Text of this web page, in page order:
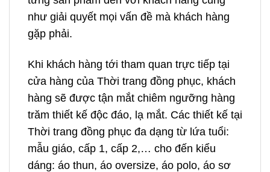
như giải quyết mọi vấn đề mà khách hàng
gặp phải.
Khi khách hàng tới tham quan trực tiếp tại
cửa hàng của Thời trang đồng phục, khách
hàng sẽ được tận mắt chiêm ngưỡng hàng
trăm thiết kế độc đáo, lạ mắt. Các thiết kế tại
Thời trang đồng phục đa dạng từ lứa tuổi:
mẫu giáo, cấp 1, cấp 2,… cho đến kiểu
dáng: áo thun, áo oversize, áo polo, áo sơ